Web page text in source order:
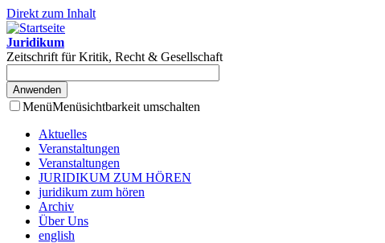
Direkt zum Inhalt
Juridikum
Zeitschrift für Kritik, Recht & Gesellschaft
MenüMenüsichtbarkeit umschalten
Aktuelles
Veranstaltungen
Veranstaltungen
JURIDIKUM ZUM HÖREN
juridikum zum hören
Archiv
Über Uns
english